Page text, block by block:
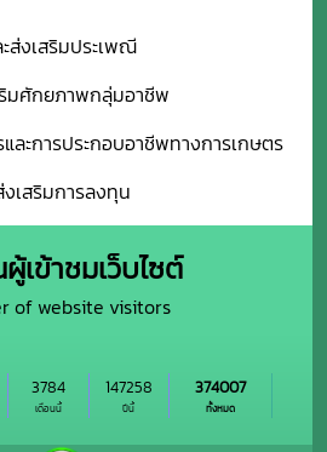
งเสริมประเพณี
มศักยภาพกลุ่มอาชีพ
ละการประกอบอาชีพทางการเกษตร
เสริมการลงทุน
เข้าชมเว็บไซต์
of website visitors
เดือนนี้
3784
ปีนี้
147258
ทั้งหมด
374007